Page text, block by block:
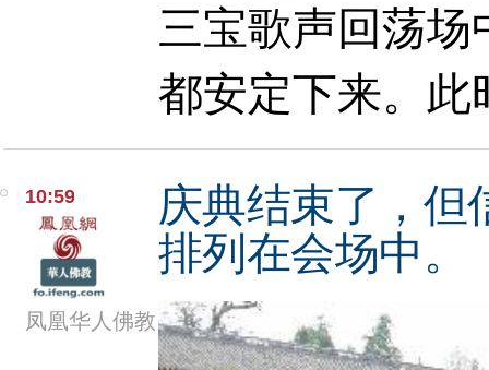
三宝歌声回荡
都安定下来。此
10:59
凤凰华人佛教
庆典结束了，但
排列在会场中。